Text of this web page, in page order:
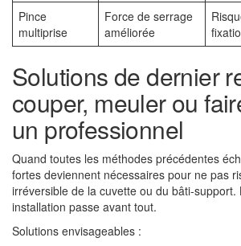
Pince
multiprise
Force de serrage
améliorée
Solutions de dernier
couper, meuler ou
un professionnel
Quand toutes les méthodes précédentes
fortes deviennent nécessaires pour ne pas
irréversible de la cuvette ou du bâti-
installation passe avant tout.
Solutions envisageables :